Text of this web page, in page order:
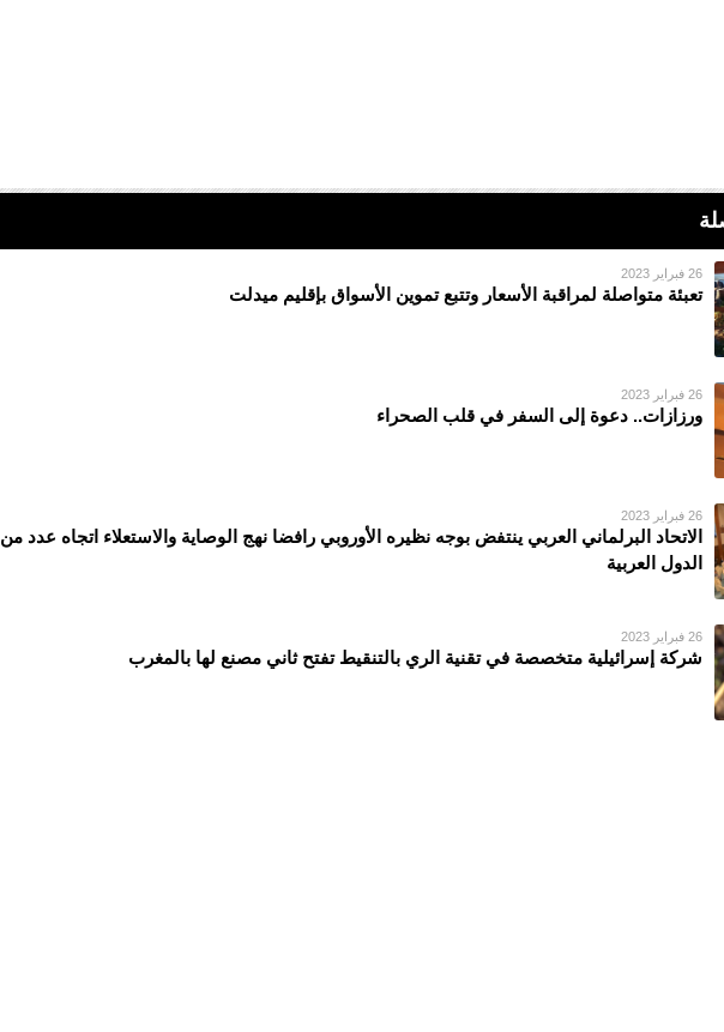
26 فبراير 2023
تعبئة متواصلة لمراقبة الأسعار وتتبع تموين الأسواق بإقليم ميدلت
26 فبراير 2023
ورزازات.. دعوة إلى السفر في قلب الصحراء
26 فبراير 2023
الاتحاد البرلماني العربي ينتفض بوجه نظيره الأوروبي رافضا نهج الوصاية والاستعلاء اتجاه عدد من
الدول العربية
26 فبراير 2023
شركة إسرائيلية متخصصة في تقنية الري بالتنقيط تفتح ثاني مصنع لها بالمغرب